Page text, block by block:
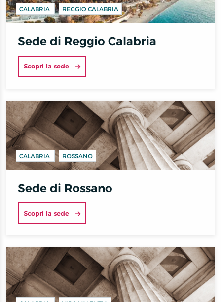
CALABRIA REGGIO CALABRIA
Sede di Reggio Calabria
Scopri la sede
CALABRIA ROSSANO
Sede di Rossano
Scopri la sede